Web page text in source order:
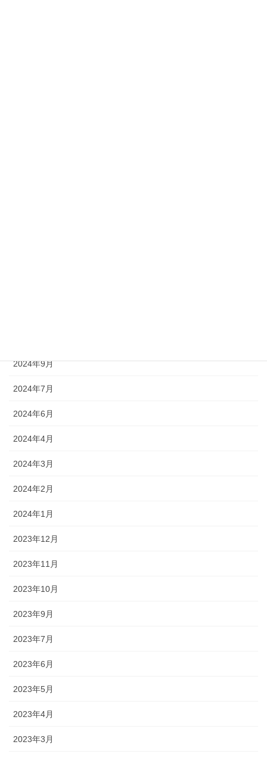
2024年9月
2024年7月
2024年6月
2024年4月
2024年3月
2024年2月
2024年1月
2023年12月
2023年11月
2023年10月
2023年9月
2023年7月
2023年6月
2023年5月
2023年4月
2023年3月